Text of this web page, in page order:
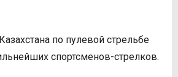
по пулевой стрельбе
спортсменов-стрелков.